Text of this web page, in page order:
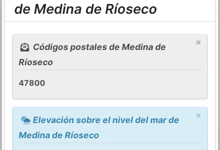
de Medina de Ríoseco
×
Códigos postales de Medina de
Ríoseco
47800
×
Elevación sobre el nivel del mar de
Medina de Ríoseco